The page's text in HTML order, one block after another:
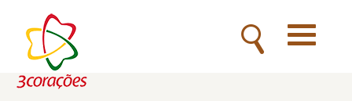
Toggle
navigation